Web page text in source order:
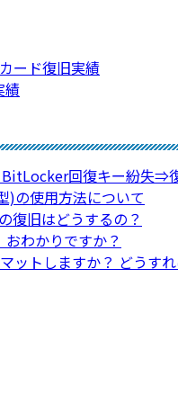
ード復旧実績
績
回復キー紛失⇒
)の使用方法について
復旧はどうするの？
わかりですか？
ットしますか？ どうす